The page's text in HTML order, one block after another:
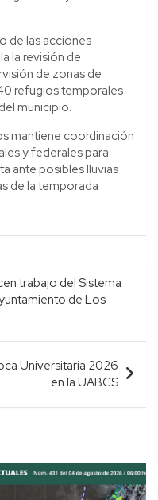
de las acciones
la revisión de
de zonas de
refugios temporales
municipio.
mantiene coordinación
y federales para
ante posibles lluvias
de la temporada
trabajo del Sistema
de Los
Universitaria 2026
en la UABCS